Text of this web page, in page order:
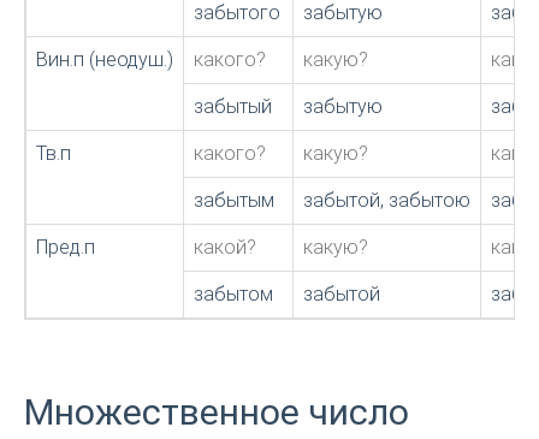
забытого забытую
Вин.п (неодуш.) какого? какую?
забытый забытую
Тв.п какого? какую?
забытым забытой, забытою
Пред.п какой? какую?
забытом забытой
Множественное число